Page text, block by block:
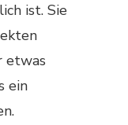
ist. Sie
etwas
ein